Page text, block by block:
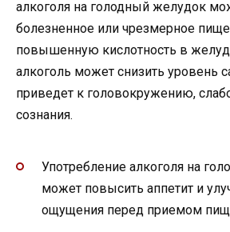
алкоголя на голодный желудок
болезненное или чрезмерное
повышенную кислотность в
алкоголь может снизить уровень
приведет к головокружению,
сознания.
Употребление алкоголя на
может повысить аппетит и
ощущения перед приемом